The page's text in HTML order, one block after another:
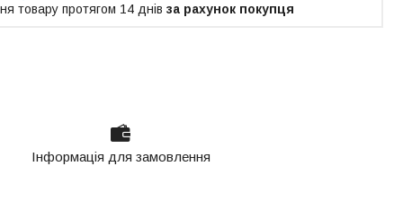
товару протягом 14 днів за рахунок покупця
Інформація для замовлення